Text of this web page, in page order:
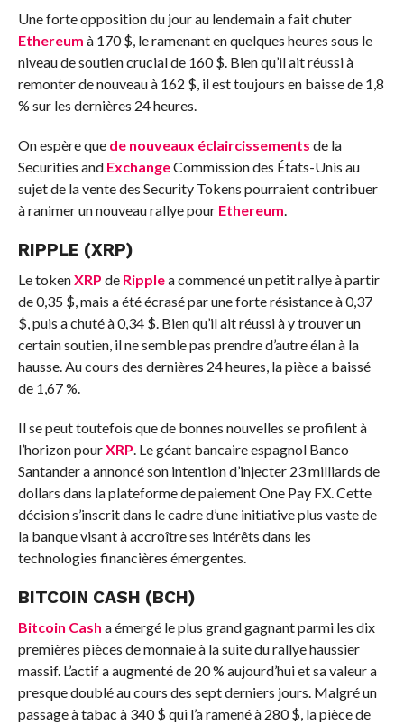
Une forte opposition du jour au lendemain a fait chuter
Ethereum à 170 $, le ramenant en quelques heures sous le
niveau de soutien crucial de 160 $. Bien qu’il ait réussi à
remonter de nouveau à 162 $, il est toujours en baisse de 1,8
% sur les dernières 24 heures.
On espère que de nouveaux éclaircissements de la
Securities and ExchangeCommission des États-Unis au
sujet de la vente des Security Tokens pourraient contribuer
à ranimer un nouveau rallye pour Ethereum
RIPPLE (XRP)
Le tokenXRP de Ripplea commencé un petit rallye à partir
de 0,35 $, mais a été écrasé par une forte résistance à 0,37
$, puis a chuté à 0,34 $. Bien qu’il ait réussi à y trouver un
certain soutien, il ne semble pas prendre d’autre élan à la
hausse. Au cours des dernières 24 heures, la pièce a baissé
de 1,67 %.
Il se peut toutefois que de bonnes nouvelles se profilent à
l’horizon pourXRP . Le géant bancaire espagnol Banco
Santander a annoncé son intention d’injecter 23 milliards de
dollars dans la plateforme de paiement One Pay FX. Cette
décision s’inscrit dans le cadre d’une initiative plus vaste de
la banque visant à accroître ses intérêts dans les
technologies financières émergentes.
BITCOIN CASH (BCH)
Bitcoin Cash a émergé le plus grand gagnant parmi les dix
premières pièces de monnaie à la suite du rallye haussier
massif. L’actif a augmenté de 20 % aujourd’hui et sa valeur a
presque doublé au cours des sept derniers jours. Malgré un
passage à tabac à 340 $ qui l’a ramené à 280 $, la pièce de